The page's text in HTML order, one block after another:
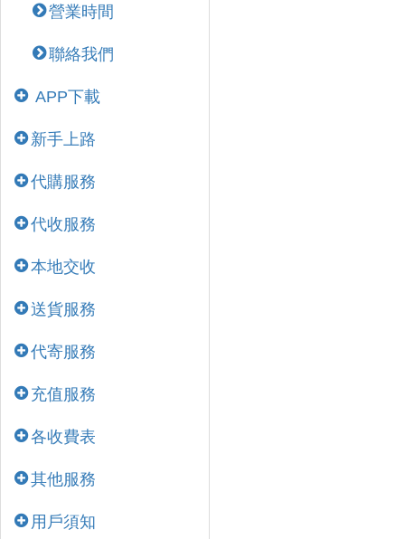
營業時間
聯絡我們
APP下載
新手上路
代購服務
代收服務
本地交收
送貨服務
代寄服務
充值服務
各收費表
其他服務
用戶須知